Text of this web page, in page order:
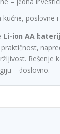
kućne, poslovne
Li-ion AA
Rešenje
– doslovno.